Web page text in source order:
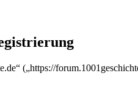
(„https://